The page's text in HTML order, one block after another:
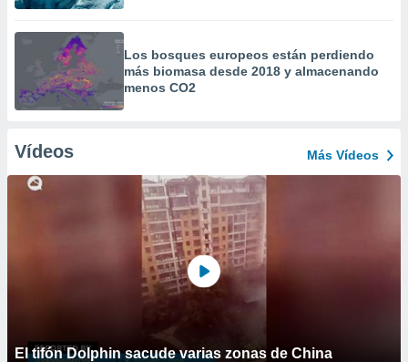
Los bosques europeos están perdiendo
más biomasa desde 2018 y almacenando
menos CO2
Vídeos Más Vídeos
El tifón Dolphin sacude varias zonas de China